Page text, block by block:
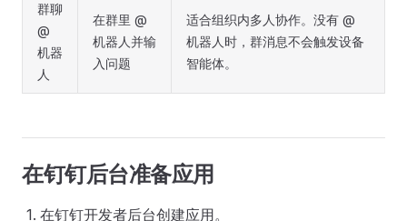
群聊
@
机器
人
在群里 @
机器人并输
入问题
适合组织内多人协作。没有 @
机器人时，群消息不会触发设备
智能体。
在钉钉后台准备应用
在钉钉开发者后台创建应用。